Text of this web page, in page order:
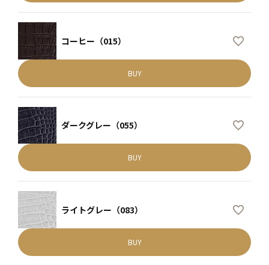
コーヒー（015）
BUY
ダークグレー（055）
BUY
ライトグレー（083）
BUY